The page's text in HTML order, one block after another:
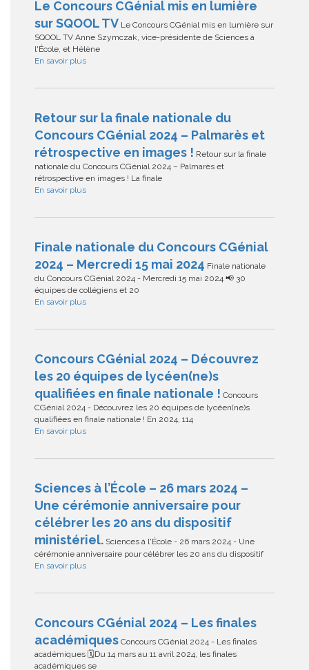
Le Concours CGénial mis en lumière
sur SQOOL TV Le Concours CGénial mis en lumière sur
SQOOL TV Anne Szymczak, vice-présidente de Sciences à
l'École, et Hélène
En savoir plus
Retour sur la finale nationale du
Concours CGénial 2024 – Palmarès et
rétrospective en images ! Retour sur la finale
nationale du Concours CGénial 2024 – Palmarès et
rétrospective en images ! La finale
En savoir plus
Finale nationale du Concours CGénial
2024 – Mercredi 15 mai 2024 Finale nationale
du Concours CGénial 2024 - Mercredi 15 mai 2024 📢 30
équipes de collégiens et 20
En savoir plus
Concours CGénial 2024 – Découvrez
les 20 équipes de lycéen(ne)s
qualifiées en finale nationale ! Concours
CGénial 2024 - Découvrez les 20 équipes de lycéen(ne)s
qualifiées en finale nationale ! En 2024, 114
En savoir plus
Sciences à l’École – 26 mars 2024 –
Une cérémonie anniversaire pour
célébrer les 20 ans du dispositif
ministériel. Sciences à l'École - 26 mars 2024 - Une
cérémonie anniversaire pour célébrer les 20 ans du dispositif
En savoir plus
Concours CGénial 2024 – Les finales
académiques Concours CGénial 2024 - Les finales
académiques 🗓Du 14 mars au 11 avril 2024, les finales
académiques se